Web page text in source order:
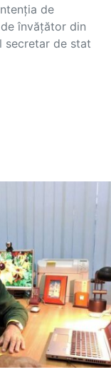
de
învățător din
secretar de stat